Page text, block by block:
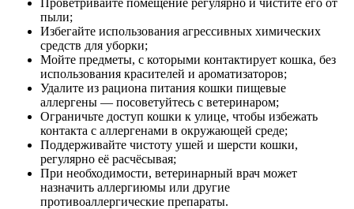
пыли;
Избегайте использования агрессивных химических
средств для уборки;
Мойте предметы, с которыми контактирует кошка, без
использования красителей и ароматизаторов;
Удалите из рациона питания кошки пищевые
аллергены — посоветуйтесь с ветеринаром;
Ограничьте доступ кошки к улице, чтобы избежать
контакта с аллергенами в окружающей среде;
Поддерживайте чистоту ушей и шерсти кошки,
регулярно её расчёсывая;
При необходимости, ветеринарный врач может
назначить аллергиюмы или другие
противоаллергические препараты.